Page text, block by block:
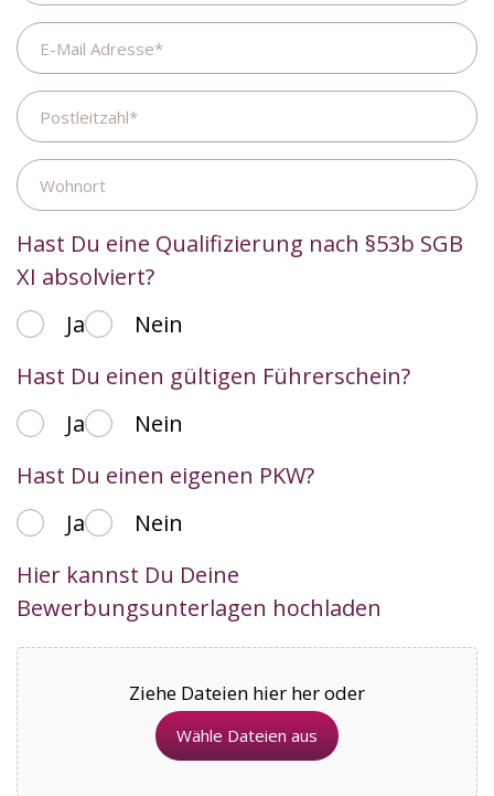
E-
Mail
Adresse
Postleitzahl
Wohnort
Hast Du eine Qualifizierung nach §53b SGB
XI absolviert?
Ja
Nein
Hast Du einen gültigen Führerschein?
Ja
Nein
Hast Du einen eigenen PKW?
Ja
Nein
Hier kannst Du Deine
Bewerbungsunterlagen hochladen
Ziehe Dateien hier her oder
Wähle Dateien aus